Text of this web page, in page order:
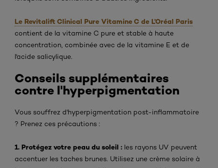
Le Revitalift Clinical Pure Vitamine C de L’Oréal Paris
contient de la vitamine C pure et stable à haute
concentration, combinée avec de la vitamine E et de
l'acide salicylique.
Conseils supplémentaires
contre l'hyperpigmentation
Vous souffrez d'hyperpigmentation post-inflammatoire
? Prenez ces précautions :
1. Protégez votre peau du soleil : les rayons UV peuvent
accentuer les taches brunes. Utilisez une crème solaire à